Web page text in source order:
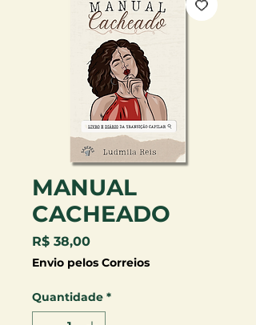
MANUAL
CACHEADO
R$ 38,00Preço
Envio pelos Correios
Quantidade *